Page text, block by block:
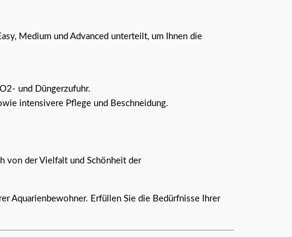
Medium und Advanced unterteilt, um Ihnen die
und Düngerzufuhr.
intensivere Pflege und Beschneidung.
von der Vielfalt und Schönheit der
Aquarienbewohner. Erfüllen Sie die Bedürfnisse Ihrer